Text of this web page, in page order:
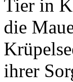
Tier in
die
ihrer